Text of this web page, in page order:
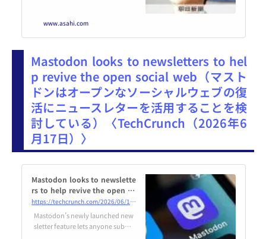
場はデジタル教科書や教材とどう
関わっていくべきなのでしょう
www.asahi.com
Mastodon looks to newsletters to hel
p revive the open social web（マスト
ドンはオープンなソーシャルウェブの復
活にニュースレターを活用することを検
討している）〈TechCrunch（2026年6
月17日）〉
Mastodon looks to newslette
rs to help revive the open so
cial web | TechCrunch
https://techcrunch.com/2026/06/17/mastodon-looks-to-newsletters-to-help-revive-the-open-social-web/
Mastodon’s newly launched new
sletter feature lets anyone subscr